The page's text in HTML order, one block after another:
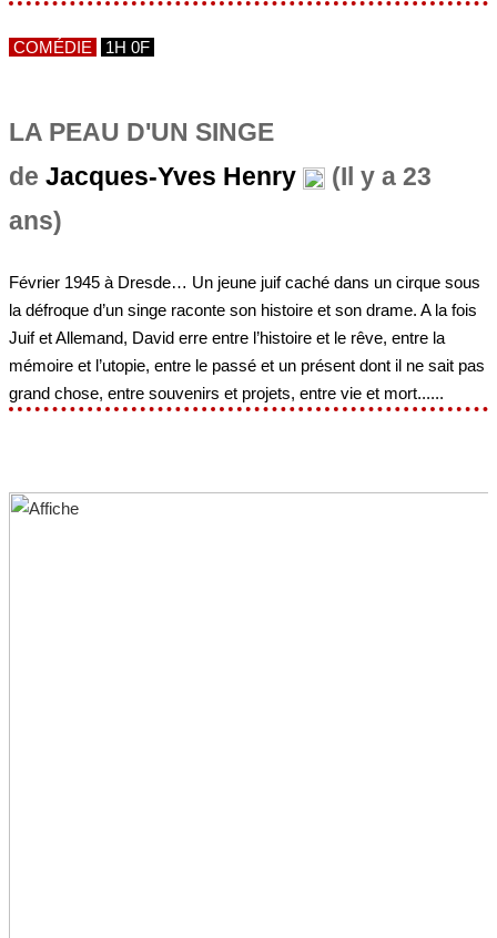
COMÉDIE 1H 0F
LA PEAU D'UN SINGE
de Jacques-Yves Henry
(Il y a 23
ans)
Février 1945 à Dresde… Un jeune juif caché dans un cirque sous
la défroque d’un singe raconte son histoire et son drame. A la fois
Juif et Allemand, David erre entre l’histoire et le rêve, entre la
mémoire et l’utopie, entre le passé et un présent dont il ne sait pas
grand chose, entre souvenirs et projets, entre vie et mort......